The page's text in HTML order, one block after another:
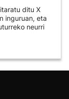
ditu X
inguruan, eta
neurri